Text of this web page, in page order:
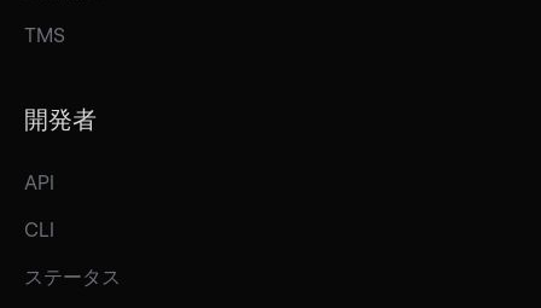
TMS
開発者
API
CLI
ステータス